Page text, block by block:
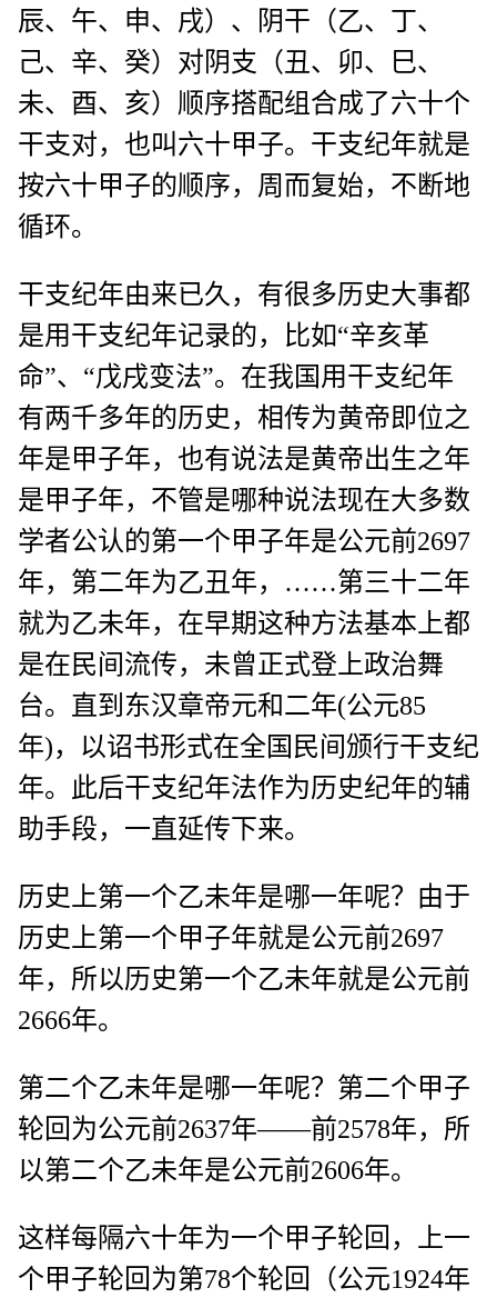
辰、午、申、戌）、阴干（乙、丁、
己、辛、癸）对阴支（丑、卯、巳、
未、酉、亥）顺序搭配组合成了六十个
干支对，也叫六十甲子。干支纪年就是
按六十甲子的顺序，周而复始，不断地
循环。
干支纪年由来已久，有很多历史大事都
是用干支纪年记录的，比如“辛亥革
命”、“戊戌变法”。在我国用干支纪年
有两千多年的历史，相传为黄帝即位之
年是甲子年，也有说法是黄帝出生之年
是甲子年，不管是哪种说法现在大多数
学者公认的第一个甲子年是公元前2697
年，第二年为乙丑年，……第三十二年
就为乙未年，在早期这种方法基本上都
是在民间流传，未曾正式登上政治舞
台。直到东汉章帝元和二年(公元85
年)，以诏书形式在全国民间颁行干支纪
年。此后干支纪年法作为历史纪年的辅
助手段，一直延传下来。
历史上第一个乙未年是哪一年呢？由于
历史上第一个甲子年就是公元前2697
年，所以历史第一个乙未年就是公元前
2666年。
第二个乙未年是哪一年呢？第二个甲子
轮回为公元前2637年——前2578年，所
以第二个乙未年是公元前2606年。
这样每隔六十年为一个甲子轮回，上一
个甲子轮回为第78个轮回（公元1924年